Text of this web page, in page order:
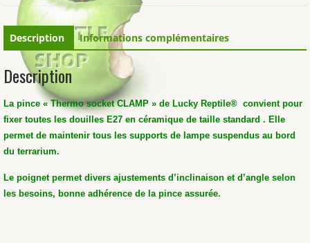
REPTILE®
Description Informations complémentaires
Description
La pince « Thermo socket CLAMP » de Lucky Reptile® convient pour
fixer toutes les douilles E27 en céramique de taille standard . Elle
permet de maintenir tous les supports de lampe suspendus au bord
du terrarium.
Le poignet permet divers ajustements d’inclinaison et d’angle selon
les besoins, bonne adhérence de la pince assurée.